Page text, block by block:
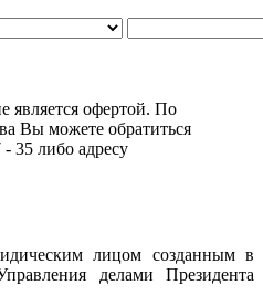
является офертой. По
Вы можете обратиться
35 либо адресу
лицом созданным в
делами Президента